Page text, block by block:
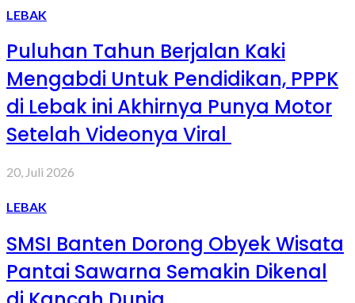
LEBAK
Puluhan Tahun Berjalan Kaki
Mengabdi Untuk Pendidikan, PPPK
di Lebak ini Akhirnya Punya Motor
Setelah Videonya Viral
20, Juli 2026
LEBAK
SMSI Banten Dorong Obyek Wisata
Pantai Sawarna Semakin Dikenal